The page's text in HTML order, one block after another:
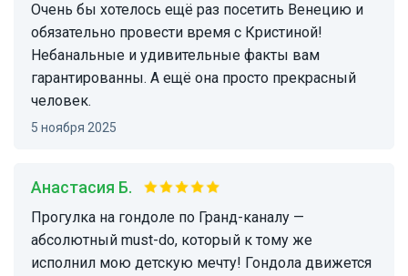
Очень бы хотелось ещё раз посетить Венецию и
обязательно провести время с Кристиной!
Небанальные и удивительные факты вам
гарантированны. А ещё она просто прекрасный
человек.
5 ноября 2025
Анастасия Б.
Прогулка на гондоле по Гранд-каналу —
абсолютный must-do, который к тому же
исполнил мою детскую мечту! Гондола движется